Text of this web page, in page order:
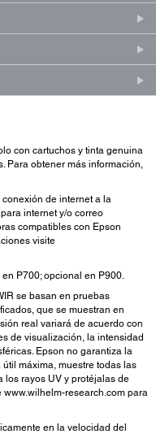
con cartuchos y tinta genuina
Para obtener más información,
de internet a la
internet y/o correo
compatibles con Epson
visite
P700; opcional en P900.
se basan en pruebas
que se muestran en
real variará de acuerdo con
de visualización, la intensidad
Epson no garantiza la
máxima, muestre todas las
los rayos UV y protéjalas de
research.com para
en la velocidad del